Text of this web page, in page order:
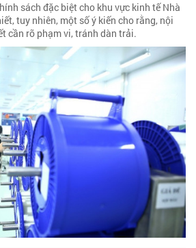
sách đặc biệt cho khu vực kinh tế Nhà
tuy nhiên, một số ý kiến cho rằng, nội
cần rõ phạm vi, tránh dàn trải.